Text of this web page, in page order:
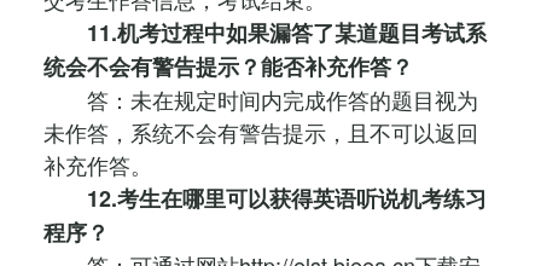
11.机考过程中如果漏答了某道题目考试系
统会不会有警告提示？能否补充作答？
答：未在规定时间内完成作答的题目视为
未作答，系统不会有警告提示，且不可以返回
补充作答。
12.考生在哪里可以获得英语听说机考练习
程序？